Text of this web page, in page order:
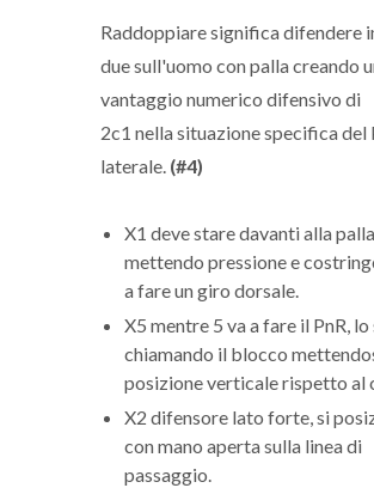
Raddoppiare significa difendere
due sull'uomo con palla creando
vantaggio numerico difensivo di
2c1 nella situazione specifica del
laterale. (#4)
X1 deve stare davanti alla palla
mettendo pressione e
a fare un giro dorsale.
X5 mentre 5 va a fare il PnR, lo
chiamando il blocco
posizione verticale rispetto al
X2 difensore lato forte, si
con mano aperta sulla linea di
passaggio.